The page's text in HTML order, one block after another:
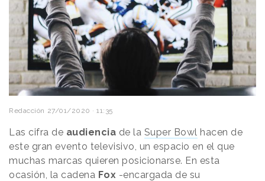
Redacción 27/01/2020 · 11:35
Las cifra de audiencia de la Super Bowl hacen de
este gran evento televisivo, un espacio en el que
muchas marcas quieren posicionarse. En esta
ocasión, la cadena Fox -encargada de su